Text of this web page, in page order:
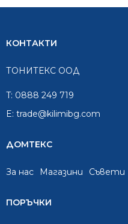
КОНТАКТИ
ТОНИТЕКС ООД
T: 0888 249 719
E: trade@kilimibg.com
ДОМТЕКС
За нас Mагазини Съвети
ПОРЪЧКИ